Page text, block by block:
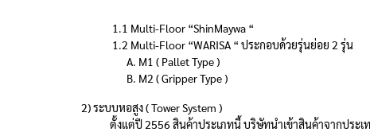
1.1 Multi-Floor “ShinMaywa “
1.2 Multi-Floor “WARISA “ ประกอบด้วยรุ่นย่อย 2 รุ่น
A. M1 ( Pallet Type )
B. M2 ( Gripper Type )
2) ระบบหอสูง ( Tower System )
ตั้งแต่ปี 2556 สินค้าประเภทนี้ บริษัทนำเข้าสินค้าจากประเท